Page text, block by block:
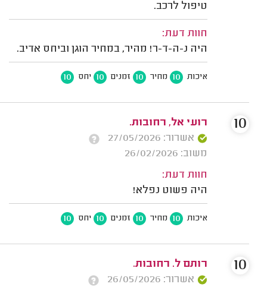
טיפול לרכב.
חוות דעת:
היה נ-ה-ד-ר! מהיר, במחיר הוגן וביחס אדיב.
איכות 10 מחיר 10 זמנים 10 יחס 10
רועי אל, רחובות.
אשרור: 27/05/2026
משוב: 26/02/2026
חוות דעת:
היה פשוט נפלא!
איכות 10 מחיר 10 זמנים 10 יחס 10
10
רותם ל. רחובות.
אשרור: 26/05/2026
10